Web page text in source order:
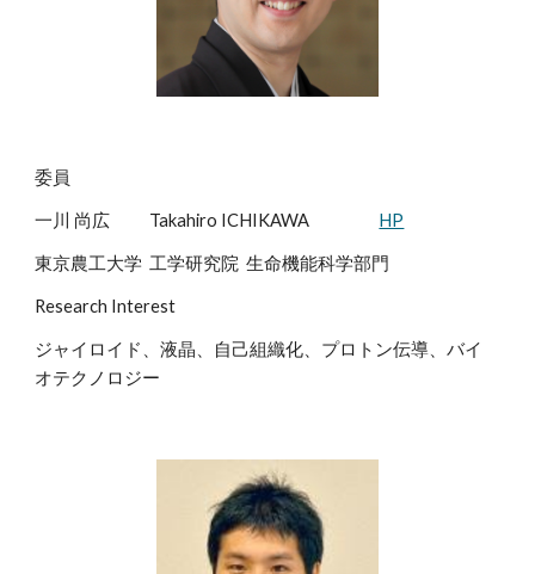
委員
一川 尚広 Takahiro ICHIKAWA HP
東京農工大学 工学研究院 生命機能科学部門
Research Interest
ジャイロイド、液晶、自己組織化、プロトン伝導、バイ
オテクノロジー